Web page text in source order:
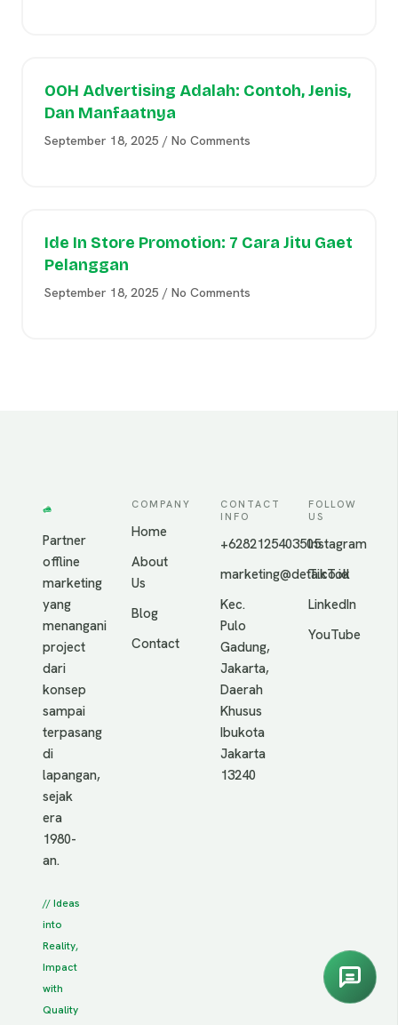
OOH Advertising Adalah: Contoh, Jenis,
Dan Manfaatnya
September 18, 2025 No Comments
Ide In Store Promotion: 7 Cara Jitu Gaet
Pelanggan
September 18, 2025 No Comments
Partner
offline
marketing
yang
menangani
project
dari
konsep
sampai
terpasang
di
lapangan,
sejak
era
1980-
an.
// Ideas
into
Reality,
Impact
with
Quality
COMPANY
Home
About
Us
Blog
Contact
CONTACT
INFO
+6282125403505
marketing@deta.co.id
Kec.
Pulo
Gadung,
Jakarta,
Daerah
Khusus
Ibukota
Jakarta
13240
FOLLOW
US
Instagram
TikTok
LinkedIn
YouTube